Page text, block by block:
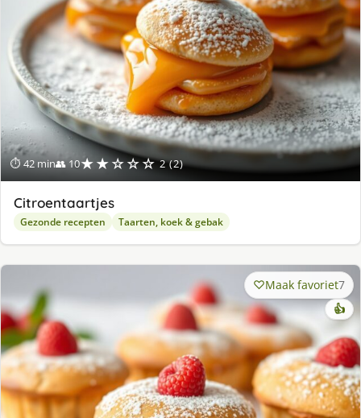
⏱ 42 min👥 10★★☆☆☆ 2 (2)
Citroentaartjes
Gezonde recepten Taarten, koek & gebak
Maak favoriet7
👍